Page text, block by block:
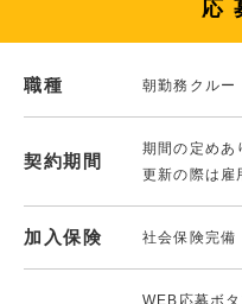
応
職種 朝勤務クルー
契約期間
期間の定めあ
更新の際は雇
加入保険 社会保険完備
WEB応募ボ